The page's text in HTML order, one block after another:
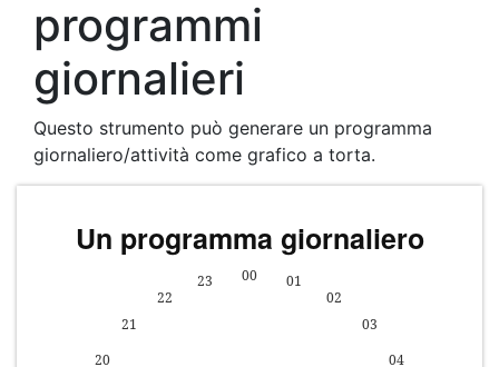
programmi
giornalieri
Questo strumento può generare un programma
giornaliero/attività come grafico a torta.